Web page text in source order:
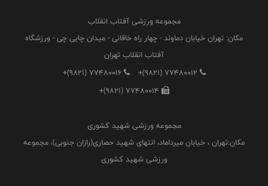
مجموعه ورزشی آفتاب انقلاب
مکان: تهران خیابان دماوند - چهار راه خاقانی - میدان چایی چی - ورزشگاه
آفتاب انقلاب تهران
+(9821) 77480012
+(9821) 77480016
+(9821) 77480014
مجموعه ورزشی شهید کشوری
مکان:تهران ، خیابان میرداماد، انتهای شهید حصاری(رازان جنوبی)، مجموعه
ورزشی شهید کشوری